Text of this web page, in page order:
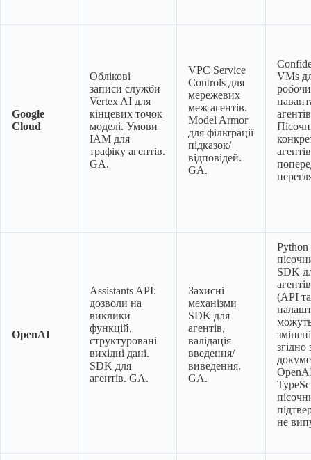
Google
Cloud
Облікові
записи служби
Vertex AI для
кінцевих точок
моделі. Умови
IAM для
трафіку агентів.
GA.
VPC Service
Controls для
мережевих
меж агентів.
Model Armor
для фільтрації
підказок/
відповідей.
GA.
VMs
OpenAI
Assistants API:
дозволи на
виклики
функцій,
структуровані
вихідні дані.
SDK для
агентів. GA.
Захисні
механізми
SDK для
агентів,
валідація
введення/
виведення.
GA.
Python
SDK
(API та
згідно
не